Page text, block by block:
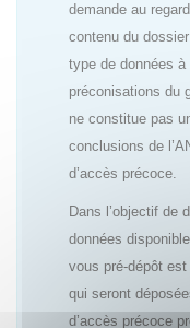
demande au
contenu du
type de données à
préconisations du
ne constitue pas
conclusions de
d’accès précoce.
Dans l’objectif de
données
vous pré-dépôt est
qui seront
d’accès précoce